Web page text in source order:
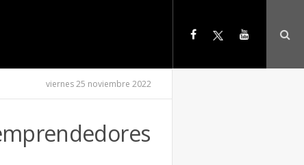
viernes 25 noviembre 2022